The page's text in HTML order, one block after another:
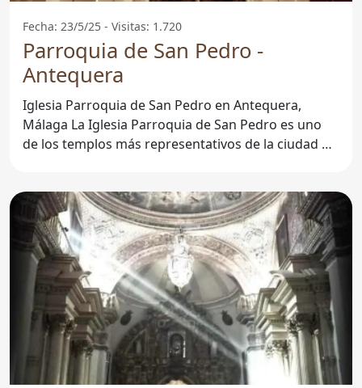
Fecha: 23/5/25 - Visitas: 1.720
Parroquia de San Pedro -
Antequera
Iglesia Parroquia de San Pedro en Antequera,
Málaga La Iglesia Parroquia de San Pedro es uno
de los templos más representativos de la ciudad de